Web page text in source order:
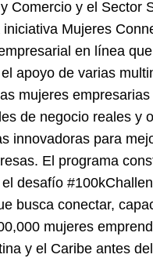
Comercio y el Sector
Mujeres
en línea
apoyo de varias
mujeres empresarias
de negocio reales y
innovadoras para
El programa
desafío
busca conectar,
mujeres
y el Caribe antes